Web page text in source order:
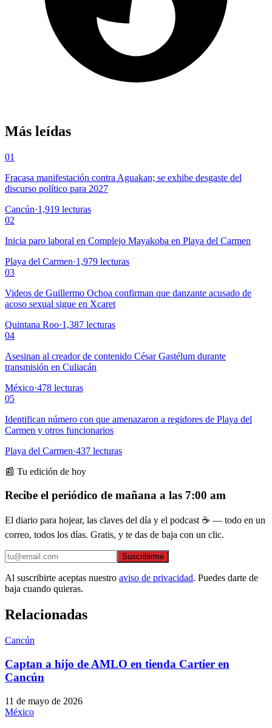
Más leídas
01
Fracasa manifestación contra Aguakan; se exhibe desgaste del
discurso político para 2027
Cancún·1,919 lecturas
02
Inicia paro laboral en Complejo Mayakoba en Playa del Carmen
Playa del Carmen·1,979 lecturas
03
Videos de Guillermo Ochoa confirman que danzante acusado de
acoso sexual sigue en Xcaret
Quintana Roo·1,387 lecturas
04
Asesinan al creador de contenido César Gastélum durante
transmisión en Culiacán
México·478 lecturas
05
Identifican número con que amenazaron a regidores de Playa del
Carmen y otros funcionarios
Playa del Carmen·437 lecturas
📰 Tu edición de hoy
Recibe el periódico de mañana a las 7:00 am
El diario para hojear, las claves del día y el podcast ☕ — todo en un
correo, todos los días. Gratis, y te das de baja con un clic.
Suscribirme
Al suscribirte aceptas nuestro aviso de privacidad. Puedes darte de
baja cuando quieras.
Relacionadas
Cancún
Captan a hijo de AMLO en tienda Cartier en
Cancún
11 de mayo de 2026
México